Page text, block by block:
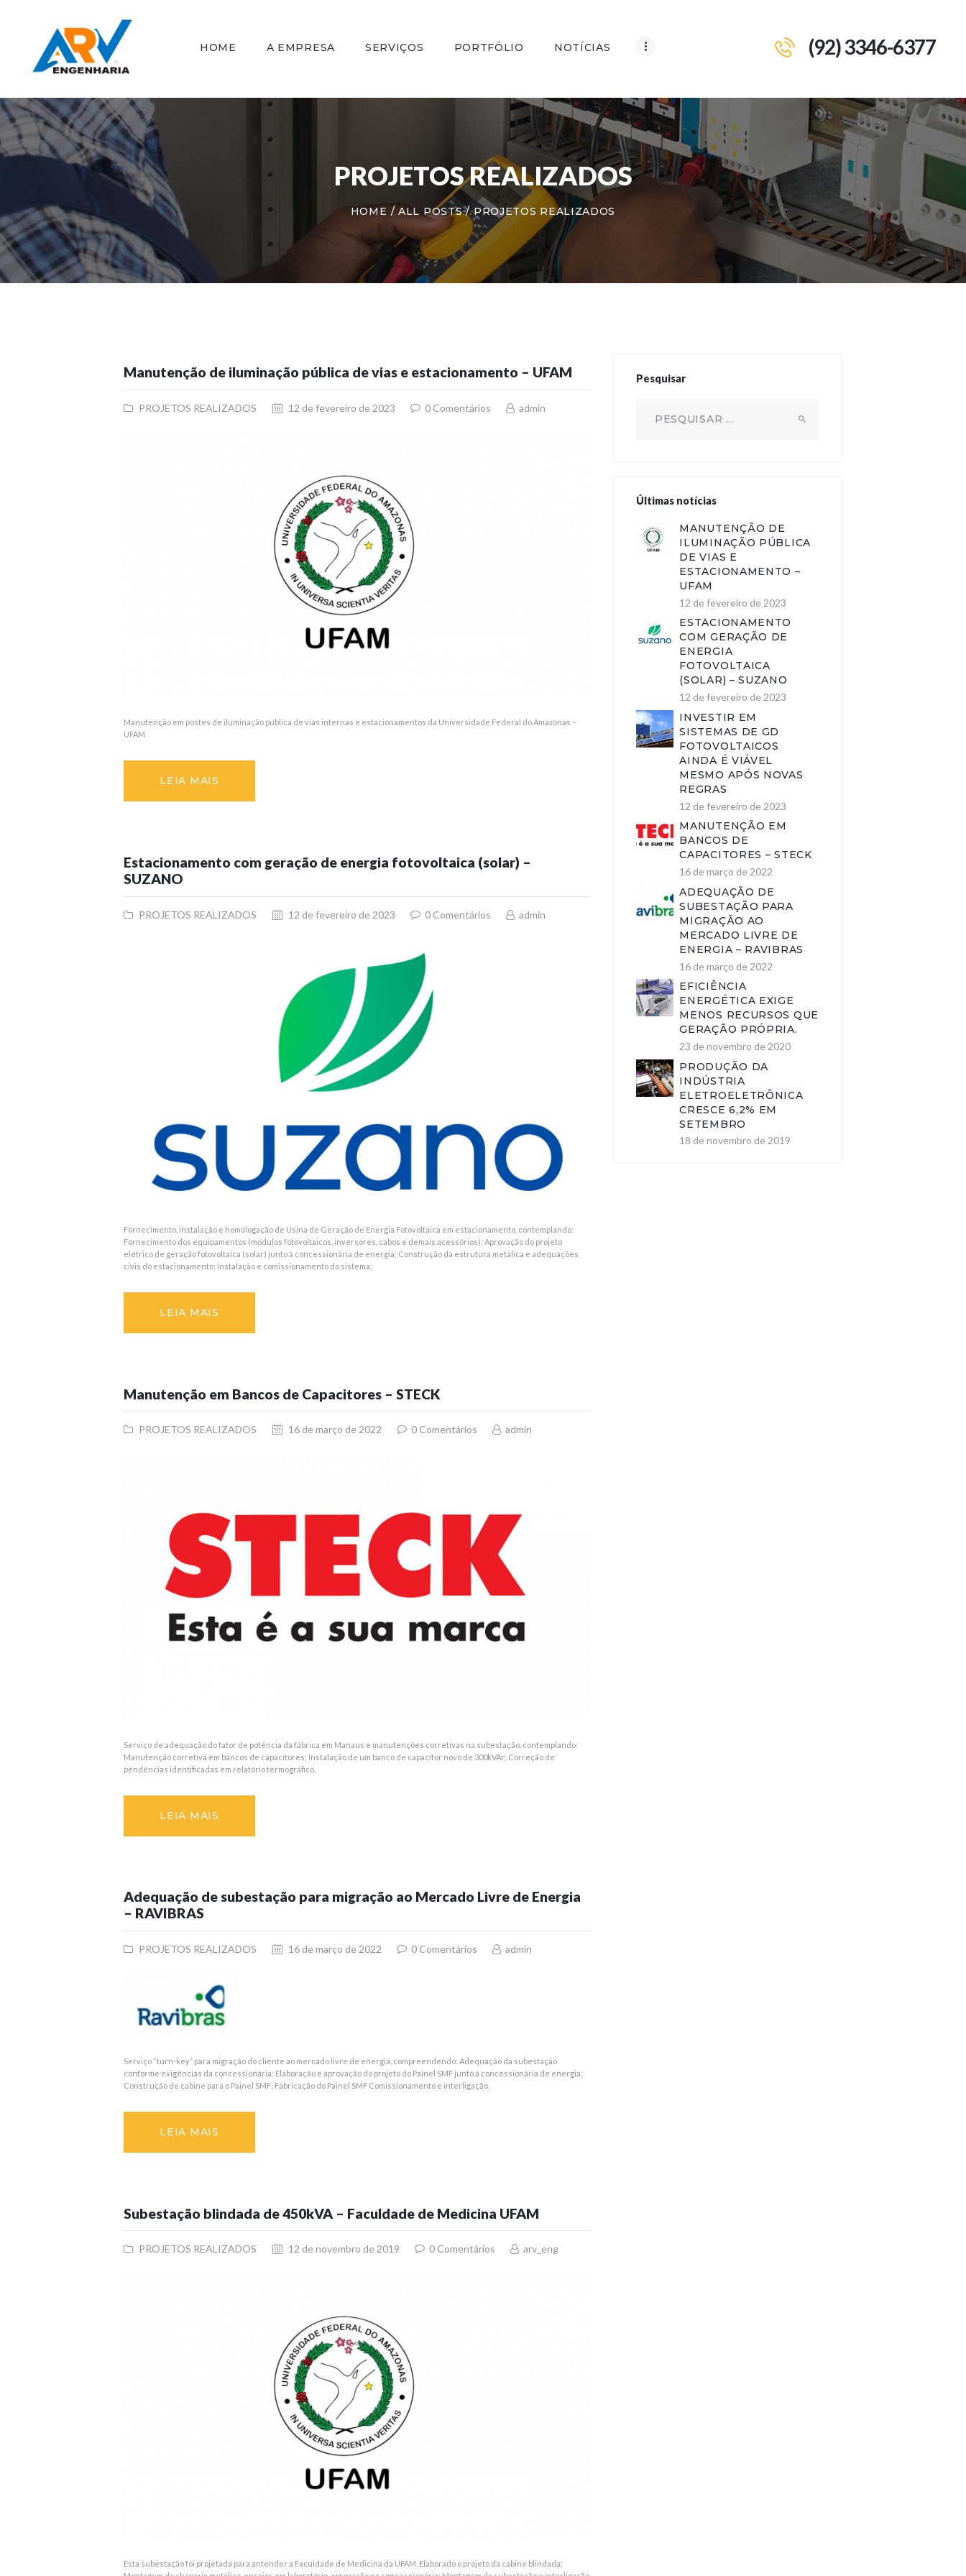
HOME A EMPRESA SERVIÇOS PORTFÓLIO NOTÍCIAS (92) 3346-6377
PROJETOS REALIZADOS
HOME ALL POSTS PROJETOS REALIZADOS
Manutenção de iluminação pública de vias e estacionamento – UFAM
PROJETOS REALIZADOS 12 de fevereiro de 2023 0 Comentários admin
Manutenção em postes de iluminação pública de vias internas e estacionamentos da Universidade Federal do Amazonas –
UFAM
LEIA MAIS
Estacionamento com geração de energia fotovoltaica (solar) –
SUZANO
PROJETOS REALIZADOS 12 de fevereiro de 2023 0 Comentários admin
Fornecimento, instalação e homologação de Usina de Geração de Energia Fotovoltaica em estacionamento, contemplando:
Fornecimento dos equipamentos (módulos fotovoltaicos, inversores, cabos e demais acessórios); Aprovação do projeto
elétrico de geração fotovoltaica (solar) junto à concessionária de energia; Construção da estrutura metálica e adequações
civis do estacionamento; Instalação e comissionamento do sistema;
LEIA MAIS
Manutenção em Bancos de Capacitores – STECK
PROJETOS REALIZADOS 16 de março de 2022 0 Comentários admin
Serviço de adequação do fator de potência da fábrica em Manaus e manutenções corretivas na subestação, contemplando:
Manutenção corretiva em bancos de capacitores; Instalação de um banco de capacitor novo de 300kVAr; Correção de
pendências identificadas em relatório termográfico.
LEIA MAIS
Adequação de subestação para migração ao Mercado Livre de Energia
– RAVIBRAS
PROJETOS REALIZADOS 16 de março de 2022 0 Comentários admin
Serviço “turn-key” para migração do cliente ao mercado livre de energia, compreendendo: Adequação da subestação
conforme exigências da concessionária; Elaboração e aprovação do projeto do Painel SMF junto à concessionária de energia;
Construção de cabine para o Painel SMF; Fabricação do Painel SMF Comissionamento e interligação.
LEIA MAIS
Subestação blindada de 450kVA – Faculdade de Medicina UFAM
PROJETOS REALIZADOS 12 de novembro de 2019 0 Comentários arv_eng
Esta subestação foi projetada para antender a Faculdade de Medicina da UFAM. Elaborado o projeto da cabine blindada;
Pesquisar
Últimas notícias
MANUTENÇÃO DE
ILUMINAÇÃO PÚBLICA
DE VIAS E
ESTACIONAMENTO –
UFAM
12 de fevereiro de 2023
ESTACIONAMENTO
COM GERAÇÃO DE
ENERGIA
FOTOVOLTAICA
(SOLAR) – SUZANO
12 de fevereiro de 2023
INVESTIR EM
SISTEMAS DE GD
FOTOVOLTAICOS
AINDA É VIÁVEL
MESMO APÓS NOVAS
REGRAS
12 de fevereiro de 2023
MANUTENÇÃO EM
BANCOS DE
CAPACITORES – STECK
16 de março de 2022
ADEQUAÇÃO DE
SUBESTAÇÃO PARA
MIGRAÇÃO AO
MERCADO LIVRE DE
ENERGIA – RAVIBRAS
16 de março de 2022
EFICIÊNCIA
ENERGÉTICA EXIGE
MENOS RECURSOS QUE
GERAÇÃO PRÓPRIA.
23 de novembro de 2020
PRODUÇÃO DA
INDÚSTRIA
ELETROELETRÔNICA
CRESCE 6,2% EM
SETEMBRO
18 de novembro de 2019